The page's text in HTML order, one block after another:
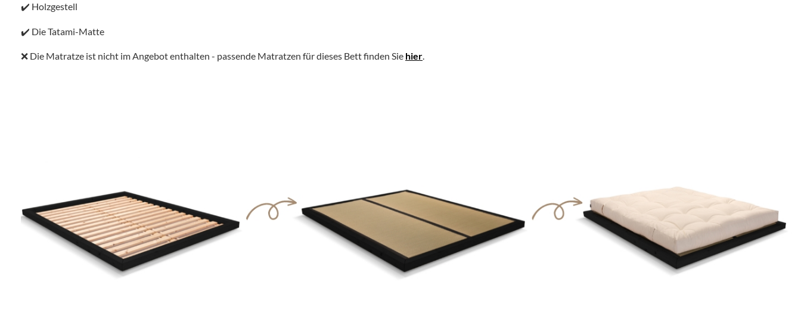
✔️ Holzgestell
✔️ Die Tatami-Matte
❌ Die Matratze ist nicht im Angebot enthalten - passende Matratzen für dieses Bett finden Sie hier.